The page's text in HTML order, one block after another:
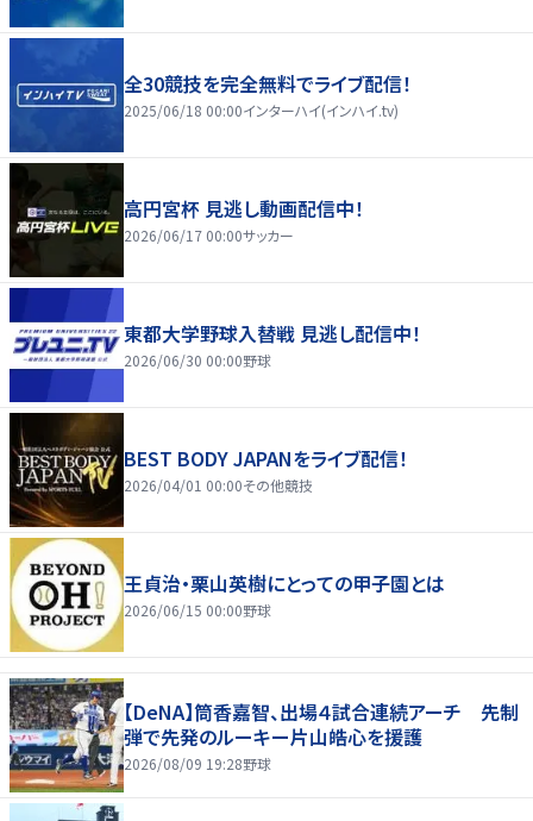
全30競技を完全無料でライブ配信！
2025/06/18 00:00インターハイ(インハイ.tv)
高円宮杯 見逃し動画配信中！
2026/06/17 00:00サッカー
東都大学野球入替戦 見逃し配信中！
2026/06/30 00:00野球
BEST BODY JAPANをライブ配信！
2026/04/01 00:00その他競技
王貞治・栗山英樹にとっての甲子園とは
2026/06/15 00:00野球
【DeNA】筒香嘉智、出場４試合連続アーチ 先制
弾で先発のルーキー片山皓心を援護
2026/08/09 19:28野球